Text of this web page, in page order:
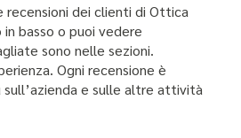
recensioni dei clienti di Ottica
in basso o puoi vedere
sono nelle sezioni.
Ogni recensione è
sull’azienda e sulle altre attività